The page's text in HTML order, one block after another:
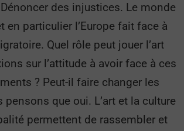
des injustices. Le monde
en particulier l’Europe fait face à
Quel rôle peut jouer l’art
sur l’attitude à avoir face à ces
? Peut-il faire changer les
pensons que oui. L’art et la culture
permettent de rassembler et